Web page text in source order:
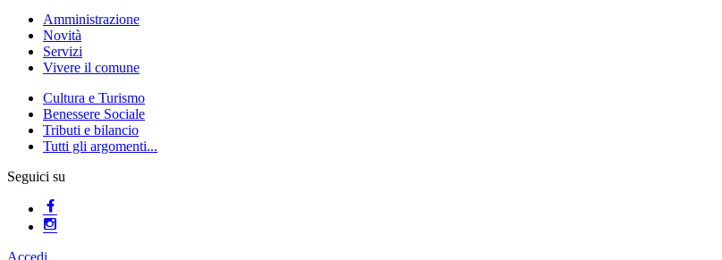
Amministrazione
Novità
Servizi
Vivere il comune
Cultura e Turismo
Benessere Sociale
Tributi e bilancio
Tutti gli argomenti...
Seguici su
Accedi